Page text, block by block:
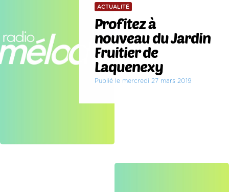
ACTUALITÉ
Profitez à
nouveau du Jardin
Fruitier de
Laquenexy
Publié le mercredi 27 mars 2019